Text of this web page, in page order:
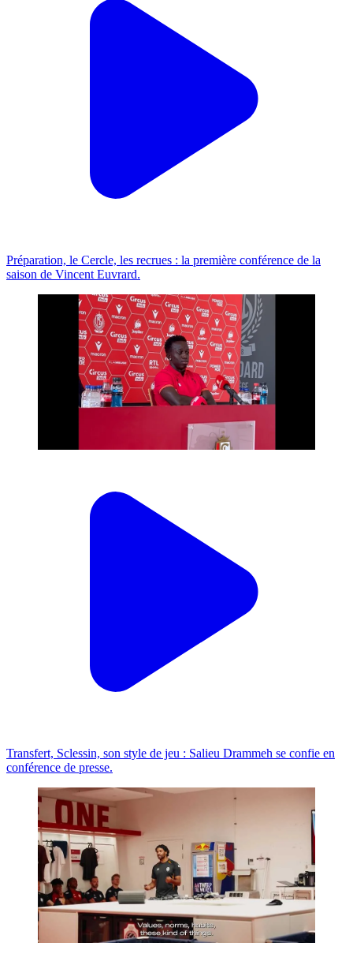
Préparation, le Cercle, les recrues : la première conférence de la
saison de Vincent Euvrard.
Transfert, Sclessin, son style de jeu : Salieu Drammeh se confie en
conférence de presse.